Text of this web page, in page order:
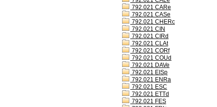
792.021 CARe
792.021 CASe
792.021 CHERc
792.021 CIN
792.021 CIRd
792.021 CLAt
792.021 CORf
792.021 COUd
792.021 DAVe
792.021 EISp
792.021 ENRa
792.021 ESC
792.021 ETTd
792.021 FES